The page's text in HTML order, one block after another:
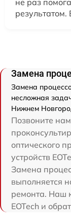
не раз
Замена
Замена
несложная
Нижнем
Позвоните
оптического
устройств
Замена
выполняется
ремонта. Наш
EOTech и